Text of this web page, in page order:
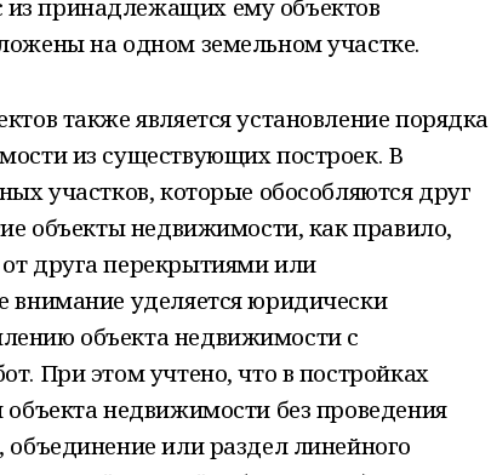
принадлежащих ему объектов
на одном земельном участке.
также является установление порядка
из существующих построек. В
участков, которые обособляются друг
объекты недвижимости, как правило,
друга перекрытиями или
внимание уделяется юридически
объекта недвижимости с
При этом учтено, что в постройках
недвижимости без проведения
или раздел линейного